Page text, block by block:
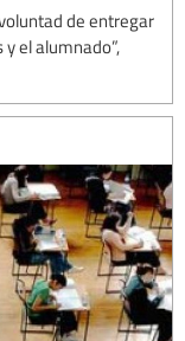
de entregar
el alumnado”,